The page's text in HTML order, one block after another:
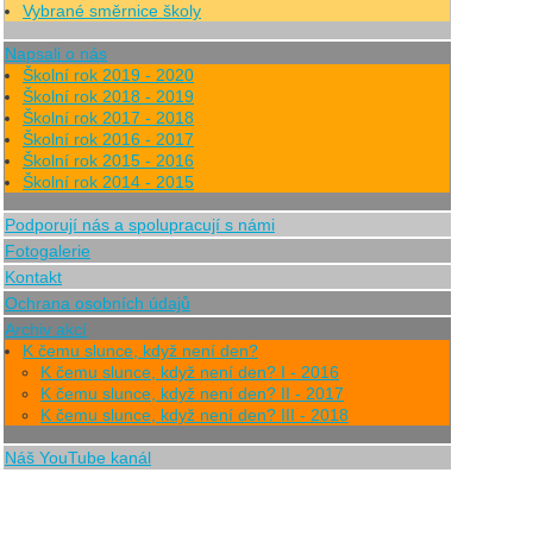
Vybrané směrnice školy
Napsali o nás
Školní rok 2019 - 2020
Školní rok 2018 - 2019
Školní rok 2017 - 2018
Školní rok 2016 - 2017
Školní rok 2015 - 2016
Školní rok 2014 - 2015
Podporují nás a spolupracují s námi
Fotogalerie
Kontakt
Ochrana osobních údajů
Archiv akcí
K čemu slunce, když není den?
K čemu slunce, když není den? I - 2016
K čemu slunce, když není den? II - 2017
K čemu slunce, když není den? III - 2018
Náš YouTube kanál